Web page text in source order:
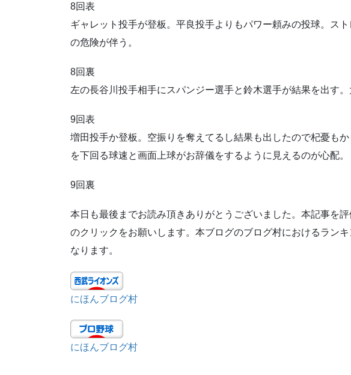
8回表
ギャレット投手が登板。平良投手よりもパワー頼みの投球。ス
の危険が伴う。
8回裏
左の長谷川投手相手にスパンジー選手と鈴木選手が結果を出す。
9回表
増田投手か登板。空振りを奪えてるし結果も出したので杞憂も
を下回る球速と画面上球がお辞儀をするように見えるのが心配。
9回裏
本日も最後までお読み頂きありがとうございました。本記事を
のクリックをお願いします。本ブログのブログ村におけるラン
なります。
にほんブログ村
にほんブログ村